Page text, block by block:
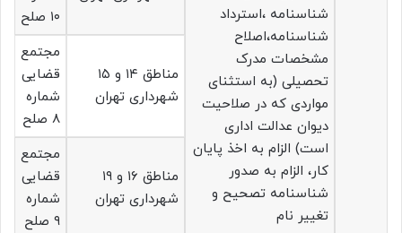
شناسنامه ،استرداد
شناسنامه،اصلاح
مشخصات مدرک
تحصیلی (به استثنای
مواردی که در صلاحیت
دیوان عدالت اداری
است) الزام به اخذ پایان
کار، الزام به صدور
شناسنامه تصحیح و
تغییر نام
۱۰ صلح
مناطق ۱۴ و ۱۵
شهرداری تهران
مجتمع
قضایی
شماره
۸ صلح
مناطق ۱۶ و ۱۹
شهرداری تهران
مجتمع
قضایی
شماره
۹ صلح